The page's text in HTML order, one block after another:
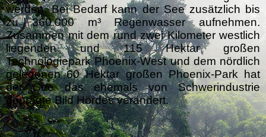
werden. Bei Bedarf kann der See zusätzlich bis
zu 360.000 m³ Regenwasser aufnehmen.
Zusammen mit dem rund zwei Kilometer westlich
liegenden und 115 Hektar großen
TechnologieparkPhoenix-Westund dem nördlich
gelegenen 60 Hektar großen Phoenix-Park hat
der See das ehemals von Schwerindustrie
geprägte Bild Hördes verändert.